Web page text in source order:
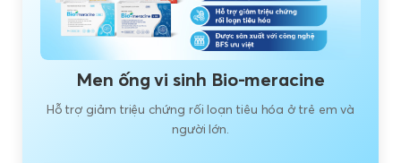
Men ống vi sinh Bio-meracine
Hỗ trợ giảm triệu chứng rối loạn tiêu hóa ở trẻ em và
người lớn.